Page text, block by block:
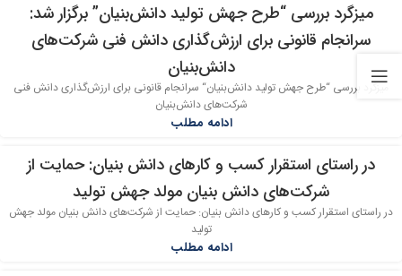
27
مرداد
میزگرد بررسی “طرح جهش تولید دانش‌بنیان” برگزار شد:
سرانجام قانونی برای ارزش‌گذاری دانش فنی شرکت‌های
دانش‌بنیان
میزگرد بررسی “طرح جهش تولید دانش‌بنیان“ سرانجام قانونی برای ارزش‌گذاری دانش فنی
شرکت‌های دانش‌بنیان
ادامه مطلب
21
در راستای استقرار کسب و کارهای دانش بنیان: حمایت از
شرکت‌های دانش بنیان مولد جهش تولید
در راستای استقرار کسب و کارهای دانش بنیان: حمایت از شرکت‌های دانش بنیان مولد جهش
تولید
ادامه مطلب